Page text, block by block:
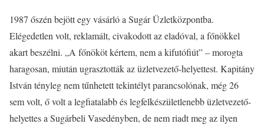
1987 őszén bejött egy vásárló a Sugár Üzletközpontba.
Elégedetlen volt, reklamált, civakodott az eladóval, a főnökkel
akart beszélni. „A főnököt kértem, nem a kifutófiút” – morogta
haragosan, miután ugrasztották az üzletvezető-helyettest. Kapitány
István tényleg nem tűnhetett tekintélyt parancsolónak, még 26
sem volt, ő volt a legfiatalabb és legfelkészületlenebb üzletvezető-
helyettes a Sugárbeli Vasedényben, de nem riadt meg az ilyen